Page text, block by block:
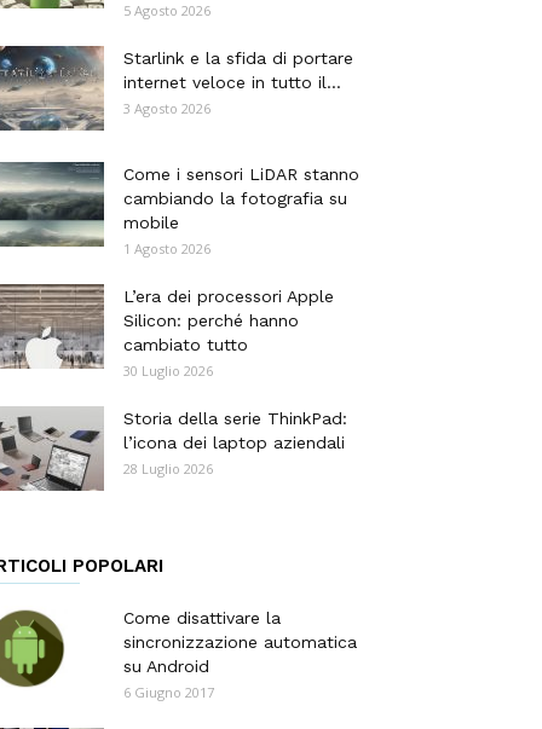
5 Agosto 2026
Starlink e la sfida di portare
internet veloce in tutto il...
3 Agosto 2026
Come i sensori LiDAR stanno
cambiando la fotografia su
mobile
1 Agosto 2026
L’era dei processori Apple
Silicon: perché hanno
cambiato tutto
30 Luglio 2026
Storia della serie ThinkPad:
l’icona dei laptop aziendali
28 Luglio 2026
POPOLARI
Come disattivare la
sincronizzazione automatica
su Android
6 Giugno 2017